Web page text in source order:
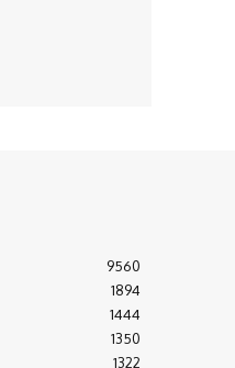
9560
1894
1444
1350
1322